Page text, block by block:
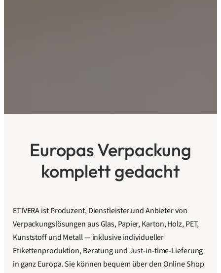
Europas Verpackung
komplett gedacht
ETIVERA ist Produzent, Dienstleister und Anbieter von
Verpackungslösungen aus Glas, Papier, Karton, Holz, PET,
Kunststoff und Metall — inklusive individueller
Etikettenproduktion, Beratung und Just-in-time-Lieferung
in ganz Europa. Sie können bequem über den Online Shop